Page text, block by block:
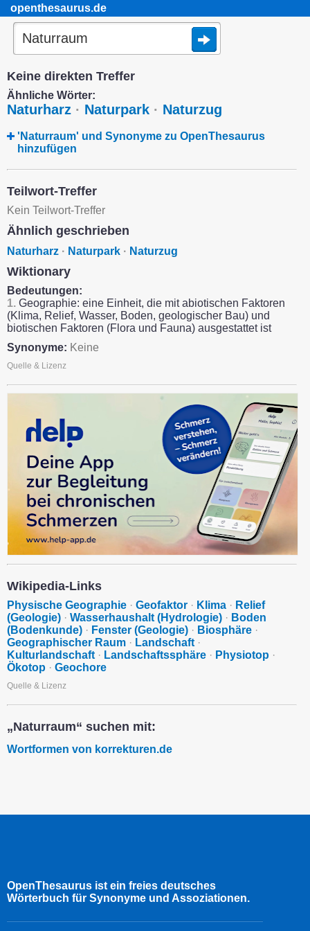
openthesaurus.de
Keine direkten Treffer
Ähnliche Wörter:
Naturharz · Naturpark · Naturzug
'Naturraum' und Synonyme zu OpenThesaurus
hinzufügen
Teilwort-Treffer
Kein Teilwort-Treffer
Ähnlich geschrieben
Naturharz · Naturpark · Naturzug
Wiktionary
Bedeutungen:
1. Geographie: eine Einheit, die mit abiotischen Faktoren
(Klima, Relief, Wasser, Boden, geologischer Bau) und
biotischen Faktoren (Flora und Fauna) ausgestattet ist
Synonyme: Keine
Quelle & Lizenz
Wikipedia-Links
Physische Geographie · Geofaktor · Klima · Relief
(Geologie) · Wasserhaushalt (Hydrologie) · Boden
(Bodenkunde) · Fenster (Geologie) · Biosphäre ·
Geographischer Raum · Landschaft ·
Kulturlandschaft · Landschaftssphäre · Physiotop ·
Ökotop · Geochore
Quelle & Lizenz
„Naturraum“ suchen mit:
Wortformen von korrekturen.de
OpenThesaurus ist ein freies deutsches
Wörterbuch für Synonyme und Assoziationen.